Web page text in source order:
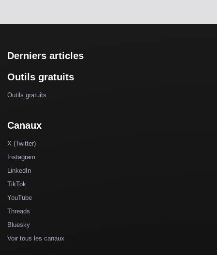
Derniers articles
Outils gratuits
Outils gratuits
Canaux
X (Twitter)
Instagram
LinkedIn
TikTok
YouTube
Threads
Bluesky
Voir tous les canaux